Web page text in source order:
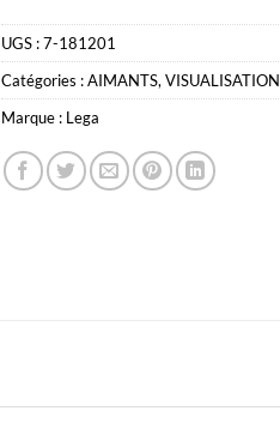
UGS :7-181201
Catégories :AIMANTS,VISUALISATION
Marque : Lega